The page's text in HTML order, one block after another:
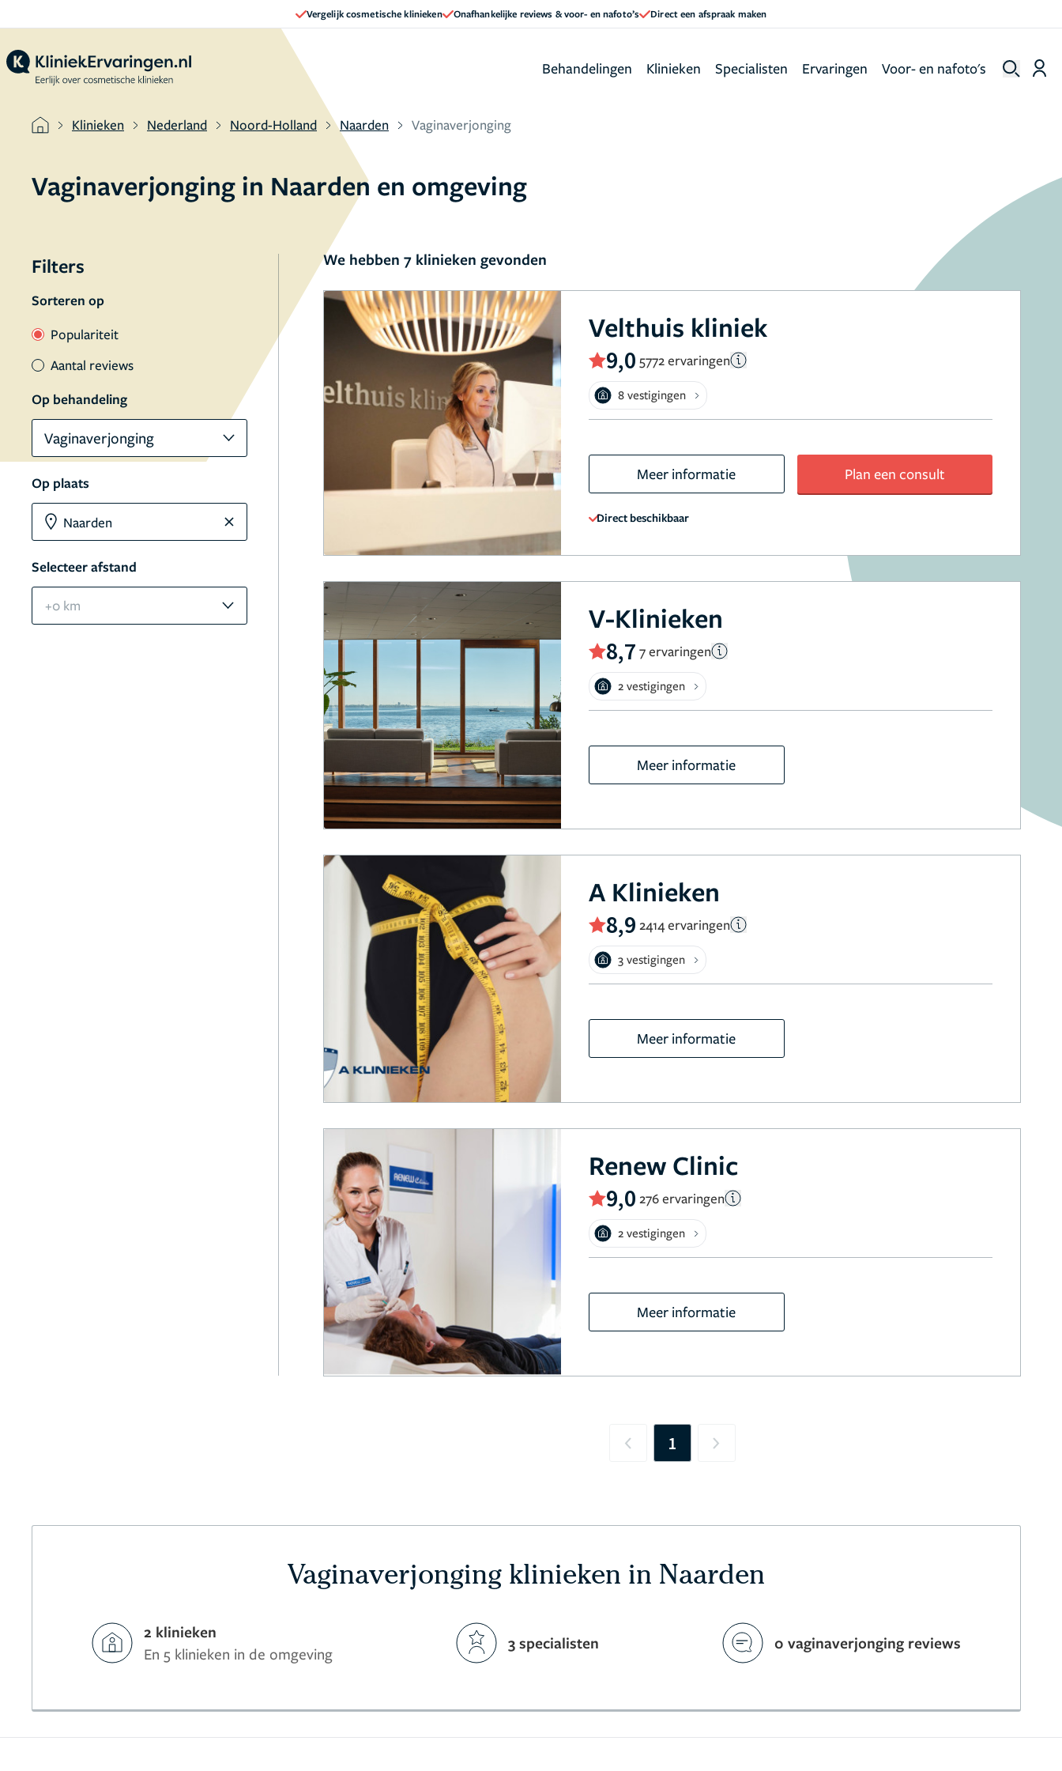
Vergelijk cosmetische klinieken Onafhankelijke reviews & voor- en nafoto’s Direct een afspraak maken
Behandelingen Klinieken Specialisten Ervaringen Voor- en nafoto's
Klinieken Nederland Noord-Holland Naarden Vaginaverjonging
Vaginaverjonging in Naarden en omgeving
Filters
Sorteren op
Populariteit
Aantal reviews
Op behandeling
Vaginaverjonging
Op plaats
Selecteer afstand
+0 km
We hebben 7 klinieken gevonden
Velthuis kliniek
9,0 5772 ervaringen
8 vestigingen
Meer informatie Plan een consult
Direct beschikbaar
V-Klinieken
8,7 7 ervaringen
2 vestigingen
Meer informatie
A Klinieken
8,9 2414 ervaringen
3 vestigingen
Meer informatie
Renew Clinic
9,0 276 ervaringen
2 vestigingen
Meer informatie
Previous
1 Next
Vaginaverjonging klinieken in Naarden
2 klinieken
En 5 klinieken in de omgeving
3 specialisten 0 vaginaverjonging reviews